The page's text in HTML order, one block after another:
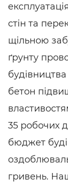
стін та
щільною
ґрунту
бетон
35 робочих
бюджет
гривень.